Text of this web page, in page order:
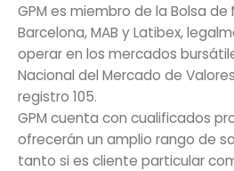
GPM es miembro de la Bolsa de
Barcelona, MAB y Latibex,
operar en los mercados
Nacional del Mercado de
registro 105.
GPM cuenta con cualificados
ofrecerán un amplio rango de
tanto si es cliente particular